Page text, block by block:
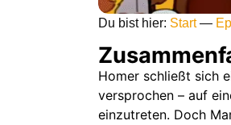
Du bist hier: Start—
Homer schließt sich
versprochen – auf
einzutreten. Doch